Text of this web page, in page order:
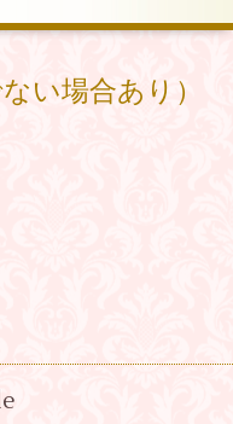
い場合あり）